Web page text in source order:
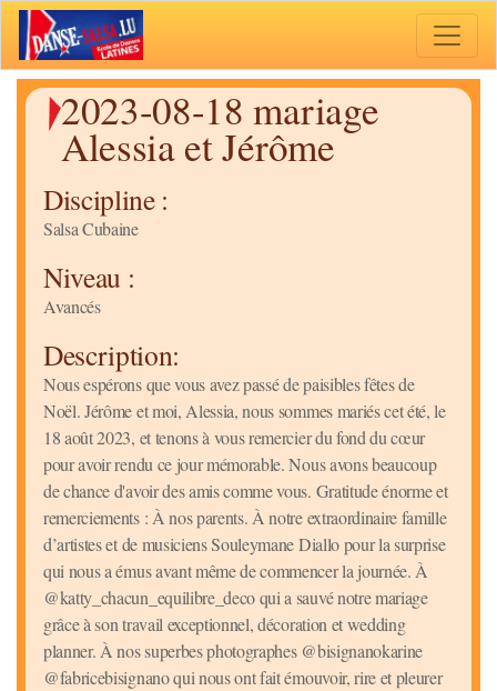
2023-08-18 mariage
Alessia et Jérôme
Discipline :
Salsa Cubaine
Niveau :
Avancés
Description:
Nous espérons que vous avez passé de paisibles fêtes de
Noël. Jérôme et moi, Alessia, nous sommes mariés cet été, le
18 août 2023, et tenons à vous remercier du fond du cœur
pour avoir rendu ce jour mémorable. Nous avons beaucoup
de chance d'avoir des amis comme vous. Gratitude énorme et
remerciements : À nos parents. À notre extraordinaire famille
d’artistes et de musiciens Souleymane Diallo pour la surprise
qui nous a émus avant même de commencer la journée. À
@katty_chacun_equilibre_deco qui a sauvé notre mariage
grâce à son travail exceptionnel, décoration et wedding
planner. À nos superbes photographes @bisignanokarine
@fabricebisignano qui nous ont fait émouvoir, rire et pleurer